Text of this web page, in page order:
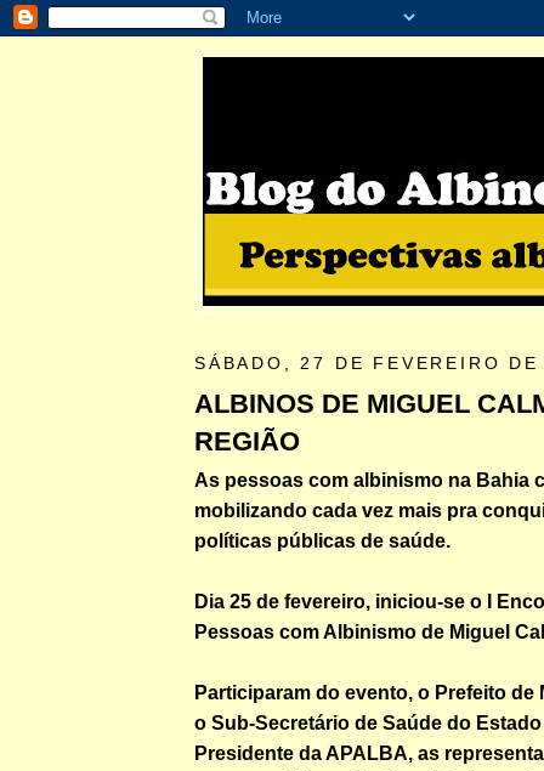
SÁBADO, 27 DE FEVEREIRO
ALBINOS DE MIGUEL
REGIÃO
As pessoas com albinismo na Bahia
mobilizando cada vez mais pra
políticas públicas de saúde.
Dia 25 de fevereiro, iniciou-se o I
Pessoas com Albinismo de Miguel
Participaram do evento, o Prefeito de
o Sub-Secretário de Saúde do
Presidente da APALBA, as